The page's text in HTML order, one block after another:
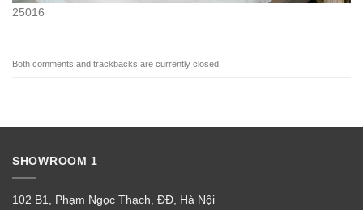
25016
Both comments and trackbacks are currently closed.
SHOWROOM 1
102 B1, Phạm Ngọc Thạch, ĐĐ, Hà Nội